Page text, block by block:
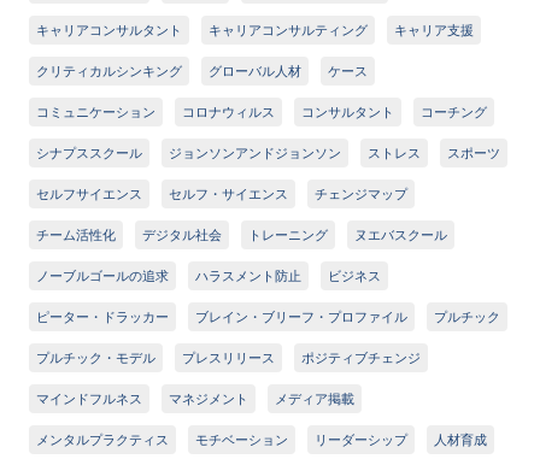
キャリアコンサルタント キャリアコンサルティング キャリア支援
クリティカルシンキング グローバル人材 ケース
コミュニケーション コロナウィルス コンサルタント コーチング
シナプススクール ジョンソンアンドジョンソン ストレス スポーツ
セルフサイエンス セルフ・サイエンス チェンジマップ
チーム活性化 デジタル社会 トレーニング ヌエバスクール
ノーブルゴールの追求 ハラスメント防止 ビジネス
ピーター・ドラッカー ブレイン・ブリーフ・プロファイル プルチック
プルチック・モデル プレスリリース ポジティブチェンジ
マインドフルネス マネジメント メディア掲載
メンタルプラクティス モチベーション リーダーシップ 人材育成